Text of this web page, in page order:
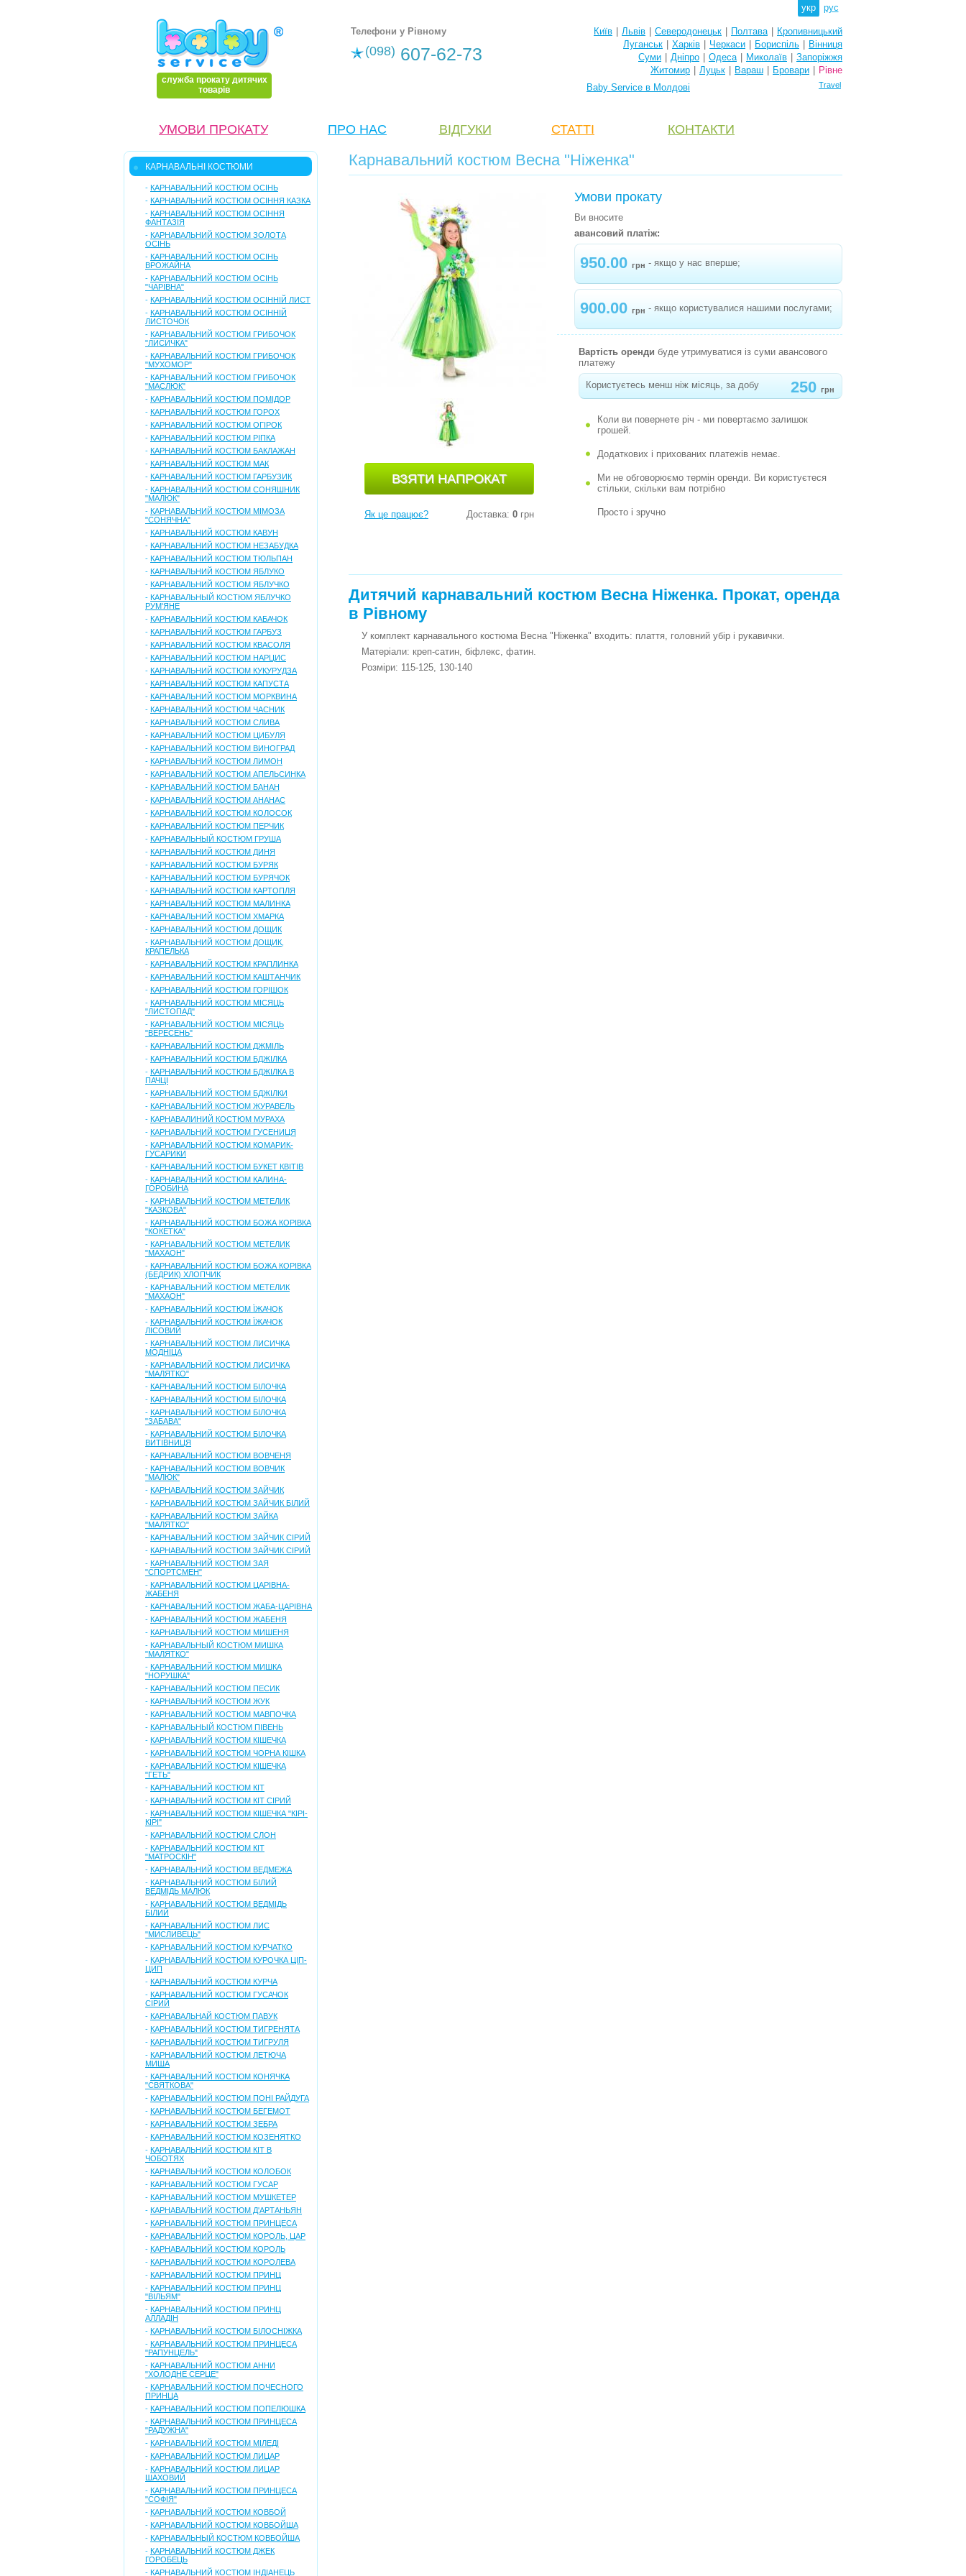
укр рус
служба прокату дитячих
товарів
Телефони у Рівному
(098) 607-62-73
Київ Львів Северодонецьк Полтава
Кропивницький
Луганськ
Харків Черкаси Бориспіль
Вінниця
Суми
Дніпро Одеса Миколаїв
Запоріжжя
Житомир
Луцьк Вараш Бровари
Рівне
Baby Service в Молдові
Travel
УМОВИ ПРОКАТУ ПРО НАС ВІДГУКИ СТАТТІ КОНТАКТИ
КАРНАВАЛЬНІ КОСТЮМИ
- КАРНАВАЛЬНИЙ КОСТЮМ ОСІНЬ
- КАРНАВАЛЬНИЙ КОСТЮМ ОСІННЯ КАЗКА
- КАРНАВАЛЬНИЙ КОСТЮМ ОСІННЯ
ФАНТАЗІЯ
- КАРНАВАЛЬНИЙ КОСТЮМ ЗОЛОТА
ОСІНЬ
- КАРНАВАЛЬНИЙ КОСТЮМ ОСІНЬ
ВРОЖАЙНА
- КАРНАВАЛЬНИЙ КОСТЮМ ОСІНЬ
"ЧАРІВНА"
- КАРНАВАЛЬНИЙ КОСТЮМ ОСІННІЙ ЛИСТ
- КАРНАВАЛЬНИЙ КОСТЮМ ОСІННІЙ
ЛИСТОЧОК
- КАРНАВАЛЬНИЙ КОСТЮМ ГРИБОЧОК
"ЛИСИЧКА"
- КАРНАВАЛЬНИЙ КОСТЮМ ГРИБОЧОК
"МУХОМОР"
- КАРНАВАЛЬНИЙ КОСТЮМ ГРИБОЧОК
"МАСЛЮК"
- КАРНАВАЛЬНИЙ КОСТЮМ ПОМІДОР
- КАРНАВАЛЬНИЙ КОСТЮМ ГОРОХ
- КАРНАВАЛЬНИЙ КОСТЮМ ОГІРОК
- КАРНАВАЛЬНИЙ КОСТЮМ РІПКА
- КАРНАВАЛЬНИЙ КОСТЮМ БАКЛАЖАН
- КАРНАВАЛЬНИЙ КОСТЮМ МАК
- КАРНАВАЛЬНИЙ КОСТЮМ ГАРБУЗИК
- КАРНАВАЛЬНИЙ КОСТЮМ СОНЯШНИК
"МАЛЮК"
- КАРНАВАЛЬНИЙ КОСТЮМ МІМОЗА
"СОНЯЧНА"
- КАРНАВАЛЬНИЙ КОСТЮМ КАВУН
- КАРНАВАЛЬНИЙ КОСТЮМ НЕЗАБУДКА
- КАРНАВАЛЬНИЙ КОСТЮМ ТЮЛЬПАН
- КАРНАВАЛЬНИЙ КОСТЮМ ЯБЛУКО
- КАРНАВАЛЬНИЙ КОСТЮМ ЯБЛУЧКО
- КАРНАВАЛЬНЫЙ КОСТЮМ ЯБЛУЧКО
РУМ'ЯНЕ
- КАРНАВАЛЬНИЙ КОСТЮМ КАБАЧОК
- КАРНАВАЛЬНИЙ КОСТЮМ ГАРБУЗ
- КАРНАВАЛЬНИЙ КОСТЮМ КВАСОЛЯ
- КАРНАВАЛЬНИЙ КОСТЮМ НАРЦИС
- КАРНАВАЛЬНИЙ КОСТЮМ КУКУРУДЗА
- КАРНАВАЛЬНИЙ КОСТЮМ КАПУСТА
- КАРНАВАЛЬНИЙ КОСТЮМ МОРКВИНА
- КАРНАВАЛЬНИЙ КОСТЮМ ЧАСНИК
- КАРНАВАЛЬНИЙ КОСТЮМ СЛИВА
- КАРНАВАЛЬНИЙ КОСТЮМ ЦИБУЛЯ
- КАРНАВАЛЬНИЙ КОСТЮМ ВИНОГРАД
- КАРНАВАЛЬНИЙ КОСТЮМ ЛИМОН
- КАРНАВАЛЬНИЙ КОСТЮМ АПЕЛЬСИНКА
- КАРНАВАЛЬНИЙ КОСТЮМ БАНАН
- КАРНАВАЛЬНИЙ КОСТЮМ АНАНАС
- КАРНАВАЛЬНИЙ КОСТЮМ КОЛОСОК
- КАРНАВАЛЬНИЙ КОСТЮМ ПЕРЧИК
- КАРНАВАЛЬНЫЙ КОСТЮМ ГРУША
- КАРНАВАЛЬНИЙ КОСТЮМ ДИНЯ
- КАРНАВАЛЬНИЙ КОСТЮМ БУРЯК
- КАРНАВАЛЬНИЙ КОСТЮМ БУРЯЧОК
- КАРНАВАЛЬНИЙ КОСТЮМ КАРТОПЛЯ
- КАРНАВАЛЬНИЙ КОСТЮМ МАЛИНКА
- КАРНАВАЛЬНИЙ КОСТЮМ ХМАРКА
- КАРНАВАЛЬНИЙ КОСТЮМ ДОЩИК
- КАРНАВАЛЬНИЙ КОСТЮМ ДОЩИК,
КРАПЕЛЬКА
- КАРНАВАЛЬНИЙ КОСТЮМ КРАПЛИНКА
- КАРНАВАЛЬНИЙ КОСТЮМ КАШТАНЧИК
- КАРНАВАЛЬНИЙ КОСТЮМ ГОРІШОК
- КАРНАВАЛЬНИЙ КОСТЮМ МІСЯЦЬ
"ЛИСТОПАД"
- КАРНАВАЛЬНИЙ КОСТЮМ МІСЯЦЬ
"ВЕРЕСЕНЬ"
- КАРНАВАЛЬНИЙ КОСТЮМ ДЖМІЛЬ
- КАРНАВАЛЬНИЙ КОСТЮМ БДЖІЛКА
- КАРНАВАЛЬНИЙ КОСТЮМ БДЖІЛКА В
ПАЧЦІ
- КАРНАВАЛЬНИЙ КОСТЮМ БДЖІЛКИ
- КАРНАВАЛЬНИЙ КОСТЮМ ЖУРАВЕЛЬ
- КАРНАВАЛИНИЙ КОСТЮМ МУРАХА
- КАРНАВАЛЬНИЙ КОСТЮМ ГУСЕНИЦЯ
- КАРНАВАЛЬНИЙ КОСТЮМ КОМАРИК-
ГУСАРИКИ
- КАРНАВАЛЬНИЙ КОСТЮМ БУКЕТ КВІТІВ
- КАРНАВАЛЬНИЙ КОСТЮМ КАЛИНА-
ГОРОБИНА
- КАРНАВАЛЬНИЙ КОСТЮМ МЕТЕЛИК
"КАЗКОВА"
- КАРНАВАЛЬНИЙ КОСТЮМ БОЖА КОРІВКА
"КОКЕТКА"
- КАРНАВАЛЬНИЙ КОСТЮМ МЕТЕЛИК
"МАХАОН"
- КАРНАВАЛЬНИЙ КОСТЮМ БОЖА КОРІВКА
(БЕДРИК) ХЛОПЧИК
- КАРНАВАЛЬНИЙ КОСТЮМ МЕТЕЛИК
"МАХАОН"
- КАРНАВАЛЬНИЙ КОСТЮМ ЇЖАЧОК
- КАРНАВАЛЬНИЙ КОСТЮМ ЇЖАЧОК
ЛІСОВИЙ
- КАРНАВАЛЬНИЙ КОСТЮМ ЛИСИЧКА
МОДНІЦА
- КАРНАВАЛЬНИЙ КОСТЮМ ЛИСИЧКА
"МАЛЯТКО"
- КАРНАВАЛЬНИЙ КОСТЮМ БІЛОЧКА
- КАРНАВАЛЬНИЙ КОСТЮМ БІЛОЧКА
- КАРНАВАЛЬНИЙ КОСТЮМ БІЛОЧКА
"ЗАБАВА"
- КАРНАВАЛЬНИЙ КОСТЮМ БІЛОЧКА
ВИТІВНИЦЯ
- КАРНАВАЛЬНИЙ КОСТЮМ ВОВЧЕНЯ
- КАРНАВАЛЬНИЙ КОСТЮМ ВОВЧИК
"МАЛЮК"
- КАРНАВАЛЬНИЙ КОСТЮМ ЗАЙЧИК
- КАРНАВАЛЬНИЙ КОСТЮМ ЗАЙЧИК БІЛИЙ
- КАРНАВАЛЬНИЙ КОСТЮМ ЗАЙКА
"МАЛЯТКО"
- КАРНАВАЛЬНИЙ КОСТЮМ ЗАЙЧИК СІРИЙ
- КАРНАВАЛЬНИЙ КОСТЮМ ЗАЙЧИК СІРИЙ
- КАРНАВАЛЬНИЙ КОСТЮМ ЗАЯ
"СПОРТСМЕН"
- КАРНАВАЛЬНИЙ КОСТЮМ ЦАРІВНА-
ЖАБЕНЯ
- КАРНАВАЛЬНИЙ КОСТЮМ ЖАБА-ЦАРІВНА
- КАРНАВАЛЬНИЙ КОСТЮМ ЖАБЕНЯ
- КАРНАВАЛЬНИЙ КОСТЮМ МИШЕНЯ
- КАРНАВАЛЬНЫЙ КОСТЮМ МИШКА
"МАЛЯТКО"
- КАРНАВАЛЬНИЙ КОСТЮМ МИШКА
"НОРУШКА"
- КАРНАВАЛЬНИЙ КОСТЮМ ПЕСИК
- КАРНАВАЛЬНИЙ КОСТЮМ ЖУК
- КАРНАВАЛЬНИЙ КОСТЮМ МАВПОЧКА
- КАРНАВАЛЬНЫЙ КОСТЮМ ПІВЕНЬ
- КАРНАВАЛЬНИЙ КОСТЮМ КІШЕЧКА
- КАРНАВАЛЬНИЙ КОСТЮМ ЧОРНА КІШКА
- КАРНАВАЛЬНИЙ КОСТЮМ КІШЕЧКА
"ГЕТЬ"
- КАРНАВАЛЬНИЙ КОСТЮМ КІТ
- КАРНАВАЛЬНИЙ КОСТЮМ КІТ СІРИЙ
- КАРНАВАЛЬНИЙ КОСТЮМ КІШЕЧКА "КІРІ-
КІРІ"
- КАРНАВАЛЬНИЙ КОСТЮМ СЛОН
- КАРНАВАЛЬНИЙ КОСТЮМ КІТ
"МАТРОСКІН"
- КАРНАВАЛЬНИЙ КОСТЮМ ВЕДМЕЖА
- КАРНАВАЛЬНИЙ КОСТЮМ БІЛИЙ
ВЕДМІДЬ МАЛЮК
- КАРНАВАЛЬНИЙ КОСТЮМ ВЕДМІДЬ
БІЛИЙ
- КАРНАВАЛЬНИЙ КОСТЮМ ЛИС
"МИСЛИВЕЦЬ"
- КАРНАВАЛЬНИЙ КОСТЮМ КУРЧАТКО
- КАРНАВАЛЬНИЙ КОСТЮМ КУРОЧКА ЦІП-
ЦИП
- КАРНАВАЛЬНИЙ КОСТЮМ КУРЧА
- КАРНАВАЛЬНИЙ КОСТЮМ ГУСАЧОК
СІРИЙ
- КАРНАВАЛЬНАЙ КОСТЮМ ПАВУК
- КАРНАВАЛЬНИЙ КОСТЮМ ТИГРЕНЯТА
- КАРНАВАЛЬНИЙ КОСТЮМ ТИГРУЛЯ
- КАРНАВАЛЬНИЙ КОСТЮМ ЛЕТЮЧА
МИША
- КАРНАВАЛЬНИЙ КОСТЮМ КОНЯЧКА
"СВЯТКОВА"
- КАРНАВАЛЬНИЙ КОСТЮМ ПОНІ РАЙДУГА
- КАРНАВАЛЬНИЙ КОСТЮМ БЕГЕМОТ
- КАРНАВАЛЬНИЙ КОСТЮМ ЗЕБРА
- КАРНАВАЛЬНИЙ КОСТЮМ КОЗЕНЯТКО
- КАРНАВАЛЬНИЙ КОСТЮМ КІТ В
ЧОБОТЯХ
- КАРНАВАЛЬНИЙ КОСТЮМ КОЛОБОК
- КАРНАВАЛЬНИЙ КОСТЮМ ГУСАР
- КАРНАВАЛЬНИЙ КОСТЮМ МУШКЕТЕР
- КАРНАВАЛЬНИЙ КОСТЮМ Д'АРТАНЬЯН
- КАРНАВАЛЬНИЙ КОСТЮМ ПРИНЦЕСА
- КАРНАВАЛЬНИЙ КОСТЮМ КОРОЛЬ, ЦАР
- КАРНАВАЛЬНИЙ КОСТЮМ КОРОЛЬ
- КАРНАВАЛЬНИЙ КОСТЮМ КОРОЛЕВА
- КАРНАВАЛЬНИЙ КОСТЮМ ПРИНЦ
- КАРНАВАЛЬНИЙ КОСТЮМ ПРИНЦ
"ВІЛЬЯМ"
- КАРНАВАЛЬНИЙ КОСТЮМ ПРИНЦ
АЛЛАДІН
- КАРНАВАЛЬНИЙ КОСТЮМ БІЛОСНІЖКА
- КАРНАВАЛЬНИЙ КОСТЮМ ПРИНЦЕСА
"РАПУНЦЕЛЬ"
- КАРНАВАЛЬНИЙ КОСТЮМ АННИ
"ХОЛОДНЕ СЕРЦЕ"
- КАРНАВАЛЬНИЙ КОСТЮМ ПОЧЕСНОГО
ПРИНЦА
- КАРНАВАЛЬНИЙ КОСТЮМ ПОПЕЛЮШКА
- КАРНАВАЛЬНИЙ КОСТЮМ ПРИНЦЕСА
"РАДУЖНА"
- КАРНАВАЛЬНИЙ КОСТЮМ МІЛЕДІ
- КАРНАВАЛЬНИЙ КОСТЮМ ЛИЦАР
- КАРНАВАЛЬНИЙ КОСТЮМ ЛИЦАР
ШАХОВИЙ
- КАРНАВАЛЬНИЙ КОСТЮМ ПРИНЦЕСА
"СОФІЯ"
- КАРНАВАЛЬНИЙ КОСТЮМ КОВБОЙ
- КАРНАВАЛЬНИЙ КОСТЮМ КОВБОЙША
- КАРНАВАЛЬНЫЙ КОСТЮМ КОВБОЙША
- КАРНАВАЛЬНИЙ КОСТЮМ ДЖЕК
ГОРОБЕЦЬ
- КАРНАВАЛЬНИЙ КОСТЮМ ІНДІАНЕЦЬ
Карнавальний костюм Весна "Ніженка"
Як це працює? Доставка: 0 грн
Умови прокату
Ви вносите
авансовий платіж:
950.00 грн - якщо у нас вперше;
900.00 грн - якщо користувалися нашими послугами;
Вартість оренди буде утримуватися із суми авансового
платежу
Користуєтесь менш ніж місяць, за добу 250 грн
Коли ви повернете річ - ми повертаємо залишок
грошей.
Додаткових і прихованих платежів немає.
Ми не обговорюємо термін оренди. Ви користуєтеся
стільки, скільки вам потрібно
Просто і зручно
Дитячий карнавальний костюм Весна Ніженка. Прокат, оренда
в Рівному
У комплект карнавального костюма Весна "Ніженка" входить: плаття, головний убір і рукавички.
Матеріали: креп-сатин, біфлекс, фатин.
Розміри: 115-125, 130-140